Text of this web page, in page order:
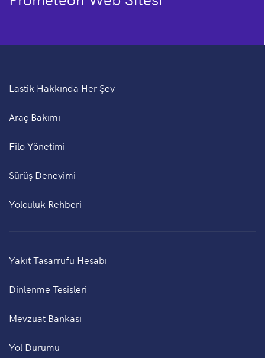
Lastik Hakkında Her Şey
Araç Bakımı
Filo Yönetimi
Sürüş Deneyimi
Yolculuk Rehberi
Yakıt Tasarrufu Hesabı
Dinlenme Tesisleri
Mevzuat Bankası
Yol Durumu